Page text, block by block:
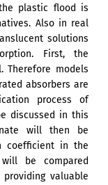
plastic flood is
Also in real
solutions
First, the
Therefore models
absorbers are
process of
discussed in this
will then be
coefficient in the
be compared
valuable